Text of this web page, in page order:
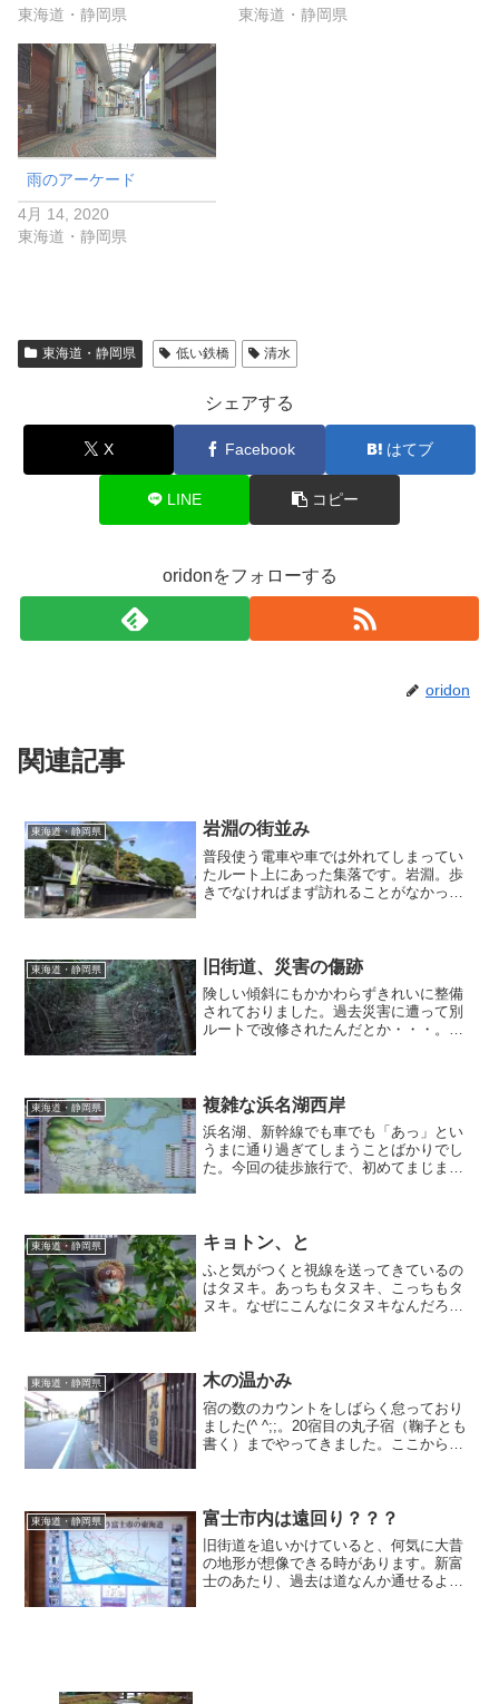
東海道・静岡県
東海道・静岡県
雨のアーケード
4月 14, 2020
東海道・静岡県
東海道・静岡県 低い鉄橋 清水
シェアする
X Facebook はてブ
LINE コピー
oridonをフォローする
oridon
関連記事
東海道・静岡県 岩淵の街並み
普段使う電車や車では外れてしまってい
たルート上にあった集落です。岩淵。歩
きでなければまず訪れることがなかった
東海道・静岡県 旧街道、災害の傷跡
険しい傾斜にもかかわらずきれいに整備
されておりました。過去災害に遭って別
ルートで改修されたんだとか・・・。交
東海道・静岡県 複雑な浜名湖西岸
浜名湖、新幹線でも車でも「あっ」とい
うまに通り過ぎてしまうことばかりでし
た。今回の徒歩旅行で、初めてまじまじ
く、久しぶりに1/25000の地形図見てみよ
東海道・静岡県 キョトン、と
ふと気がつくと視線を送ってきているの
はタヌキ。あっちもタヌキ、こっちもタ
ヌキ。なぜにこんなにタヌキなんだろ
東海道・静岡県 木の温かみ
宿の数のカウントをしばらく怠っており
ました(^ ^;;。20宿目の丸子宿（鞠子とも
書く）までやってきました。ここからま
東海道・静岡県 富士市内は遠回り？？？
旧街道を追いかけていると、何気に大昔
の地形が想像できる時があります。新富
士のあたり、過去は道なんか通せるよう